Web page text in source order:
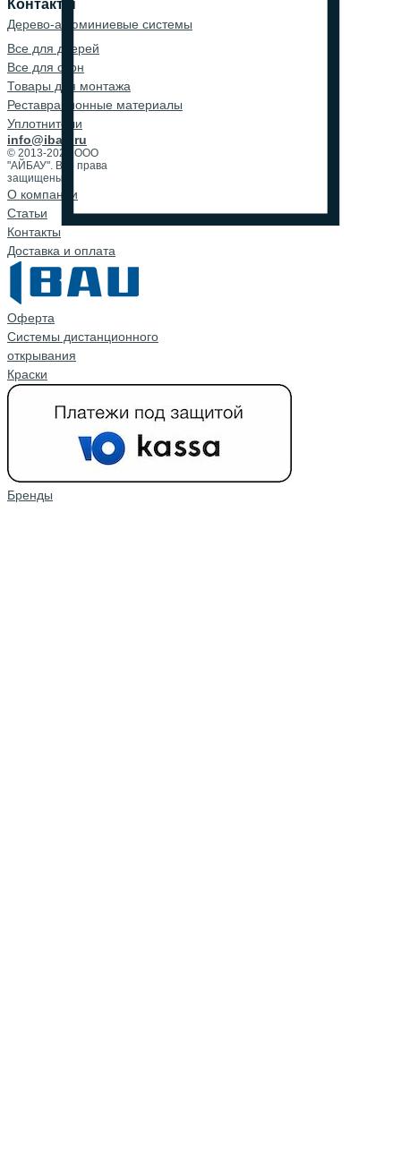
Контакты
Дерево-алюминиевые системы
Все для дверей
Все для окон
Товары для монтажа
Реставрационные материалы
Уплотнители
info@ibau.ru
© 2013-2026 ООО
"АЙБАУ". Все права
защищены.
О компании
Cтатьи
Контакты
Доставка и оплата
Оферта
Системы дистанционного
открывания
Краски
Бренды